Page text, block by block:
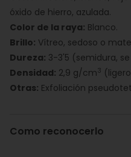
óxido de hierro, azulada.
Color de la raya: Blanco.
Brillo: Vítreo, sedoso o
Dureza: 3-3'5 (semidura,
Densidad: 2,9 g/cm3
Otras: Exfoliación
Como reconocerlo